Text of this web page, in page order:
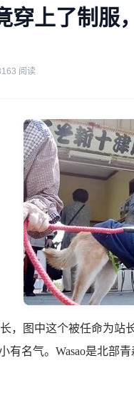
穿上了制服
阅读
，图中这个被任命为站
有名气。Wasao是北部